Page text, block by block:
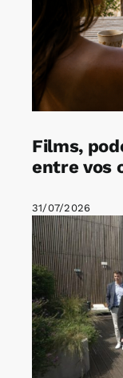
Films,
entre vos
31/07/2026